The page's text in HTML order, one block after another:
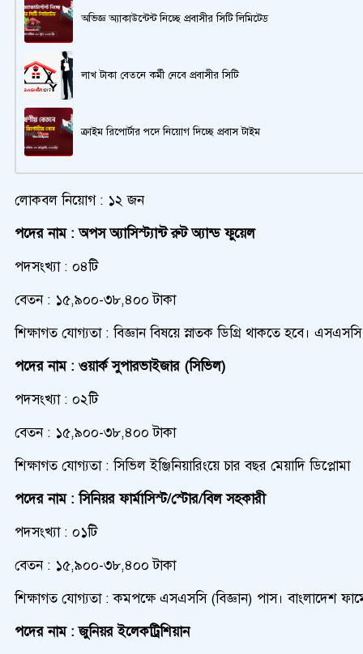
অভিজ্ঞ অ্যাকাউন্টেন্ট নিচ্ছে প্রবাসীর সিটি লিমিটেড
লাখ টাকা বেতনে কর্মী নেবে প্রবাসীর সিটি
ক্রাইম রিপোর্টার পদে নিয়োগ দিচ্ছে প্রবাস টাইম
লোকবল নিয়োগ : ১২ জন
পদের নাম : অপস অ্যাসিস্ট্যান্ট রুট অ্যান্ড ফুয়েল
পদসংখ্যা : ০৪টি
বেতন : ১৫,‍৯০০-৩৮,৪০০ টাকা
শিক্ষাগত যোগ্যতা : বিজ্ঞান বিষয়ে স্নাতক ডিগ্রি থাকতে হবে।
পদের নাম : ওয়ার্ক সুপারভাইজার (সিভিল)
পদসংখ্যা : ০২টি
বেতন : ১৫,‍৯০০-৩৮,৪০০ টাকা
শিক্ষাগত যোগ্যতা : সিভিল ইঞ্জিনিয়ারিংয়ে চার বছর মেয়াদি ডিপ্লোমা
পদের নাম : সিনিয়র ফার্মাসিস্ট/স্টোর/বিল সহকারী
পদসংখ্যা : ০১টি
বেতন : ১৫,‍৯০০-৩৮,৪০০ টাকা
শিক্ষাগত যোগ্যতা : কমপক্ষে এসএসসি (বিজ্ঞান) পাস। বাংলাদেশ
পদের নাম : জুনিয়র ইলেকট্রিশিয়ান